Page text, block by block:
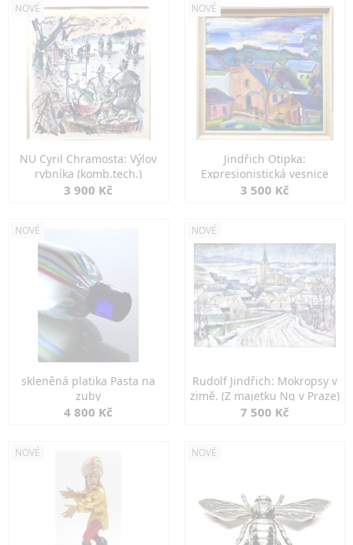
NOVÉ
NU Cyril Chramosta: Výlov
rybníka (komb.tech.)
3 900 Kč
NOVÉ
Jindřich Otipka:
Expresionistická vesnice
3 500 Kč
NOVÉ
skleněná platika Pasta na
zuby
4 800 Kč
NOVÉ
Rudolf Jindřich: Mokropsy v
zimě. (Z majetku Ng v Praze)
7 500 Kč
NOVÉ NOVÉ